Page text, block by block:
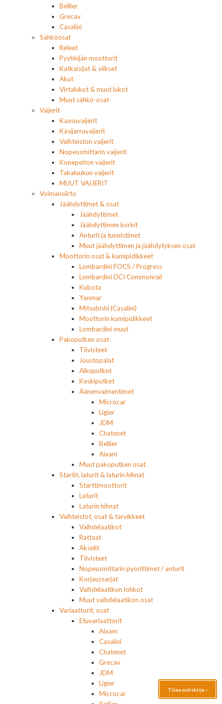
Bellier
Grecav
Casalini
Sähköosat
Releet
Pyyhkijän moottorit
Katkaisijat & viikset
Akut
Virtalukot & muut lukot
Muut sähkö-osat
Vaijerit
Kaasuvaijerit
Käsijarruvaijerit
Vaihteiston vaijerit
Nopeusmittarin vaijerit
Konepeiton vaijerit
Takaluukun vaijerit
MUUT VAIJERIT
Voimansiirto
Jäähdyttimet & osat
Jäähdyttimet
Jäähdyttimen korkit
Anturit ja tunnistimet
Muut jäähdyttimen ja jäähdytyksen osat
Moottorin osat & kumipidikkeet
Lombardini FOCS / Progress
Lombardini DCI Commonrail
Kubota
Yanmar
Mitsubishi (Casalini)
Moottorin kumipidikkeet
Lombardini muut
Pakoputken osat
Tiivisteet
Joustopalat
Alkuputket
Keskiputket
Äänenvaimentimet
Microcar
Ligier
JDM
Chatenet
Bellier
Aixam
Muut pakoputken osat
Startit, laturit & laturin hihnat
Starttimoottorit
Laturit
Laturin hihnat
Vaihteistot, osat & tarvikkeet
Vaihdelaatikot
Rattaat
Akselit
Tiivisteet
Nopeusmittarin pyörittimet / anturit
Korjaussarjat
Vaihdelaatikon lohkot
Muut vaihdelaatikon osat
Variaattorit, osat
Etuvariaattorit
Aixam
Casalini
Chatenet
Grecav
JDM
Ligier
Microcar
Tilaa uutiskirje ›